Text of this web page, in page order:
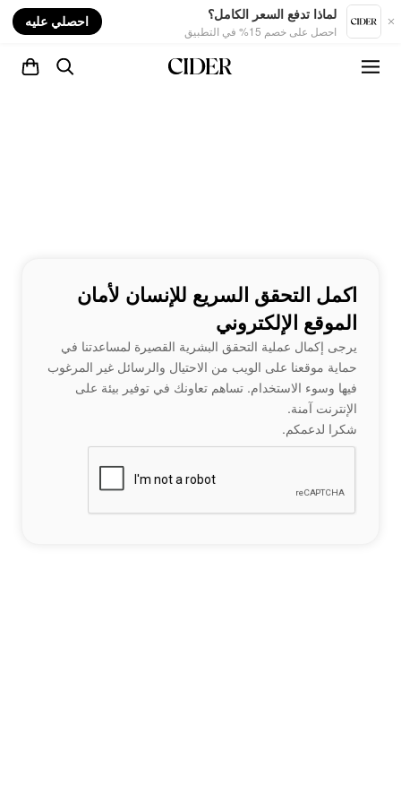
لماذا تدفع السعر الكامل؟
احصل على خصم 15% في التطبيق
احصلي عليه
اكمل التحقق السريع للإنسان لأمان
الموقع الإلكتروني
يرجى إكمال عملية التحقق البشرية القصيرة لمساعدتنا في
حماية موقعنا على الويب من الاحتيال والرسائل غير المرغوب
فيها وسوء الاستخدام. تساهم تعاونك في توفير بيئة على
الإنترنت آمنة.
شكرا لدعمكم.